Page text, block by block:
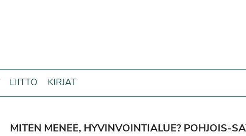
LIITTO KIRJAT
MITEN MENEE, HYVINVOINTIALUE? POHJOIS-